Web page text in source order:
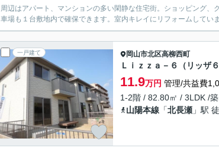
周辺はアパート、マンションの多い閑静な住宅街。ショッピング
車場も１台敷地内で確保できます。室内キレイにリフォームしていま
一戸建て 岡山市北区高柳西町
Ｌｉｚｚａ－６（リッザ
11.9万円 管理/共益費
1-2階 / 82.80㎡ / 3LDK /
山陽本線 「北長瀬 」駅